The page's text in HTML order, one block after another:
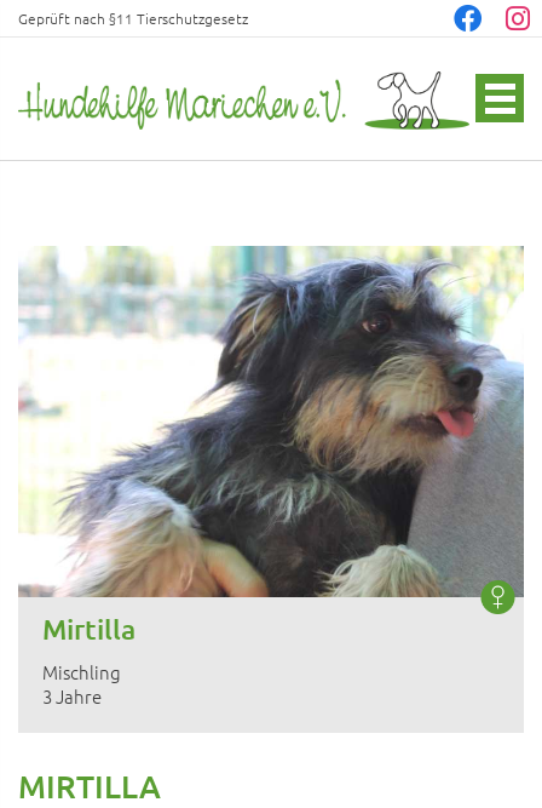
Geprüft nach §11 Tierschutzgesetz
Mirtilla
Mischling
3 Jahre
MIRTILLA